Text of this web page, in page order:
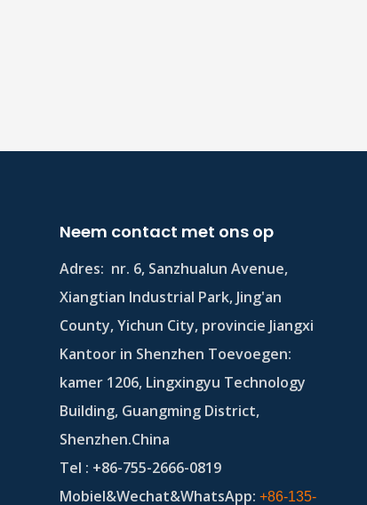
Neem contact met ons op
Adres: nr. 6, Sanzhualun Avenue,
Xiangtian Industrial Park, Jing'an
County, Yichun City, provincie Jiangxi
Kantoor in Shenzhen Toevoegen:
kamer 1206, Lingxingyu Technology
Building, Guangming District,
Shenzhen.China
Tel : +86-755-2666-0819
Mobiel&Wechat&WhatsApp: +86-135-